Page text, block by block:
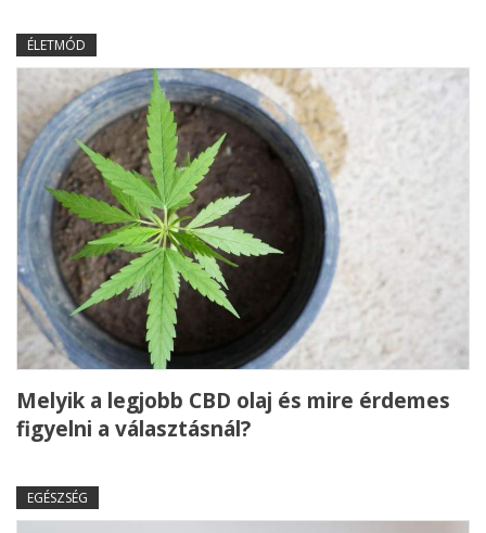
ÉLETMÓD
Melyik a legjobb CBD olaj és mire érdemes
figyelni a választásnál?
EGÉSZSÉG